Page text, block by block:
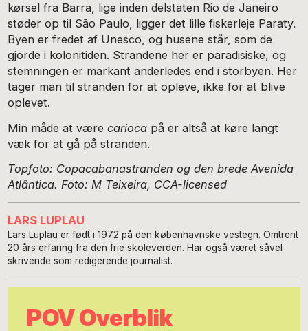
kørsel fra Barra, lige inden delstaten Rio de Janeiro
støder op til São Paulo, ligger det lille fiskerleje Paraty.
Byen er fredet af Unesco, og husene står, som de
gjorde i kolonitiden. Strandene her er paradisiske, og
stemningen er markant anderledes end i storbyen. Her
tager man til stranden for at opleve, ikke for at blive
oplevet.
Min måde at værecarioca på er altså at køre langt
væk for at gå på stranden.
Topfoto: Copacabanastranden og den brede Avenida
Atlântica. Foto: M Teixeira, CCA-licensed
LARS LUPLAU
Lars Luplau er født i 1972 på den københavnske vestegn. Omtrent
20 års erfaring fra den frie skoleverden. Har også været såvel
skrivende som redigerende journalist.
POV Overblik